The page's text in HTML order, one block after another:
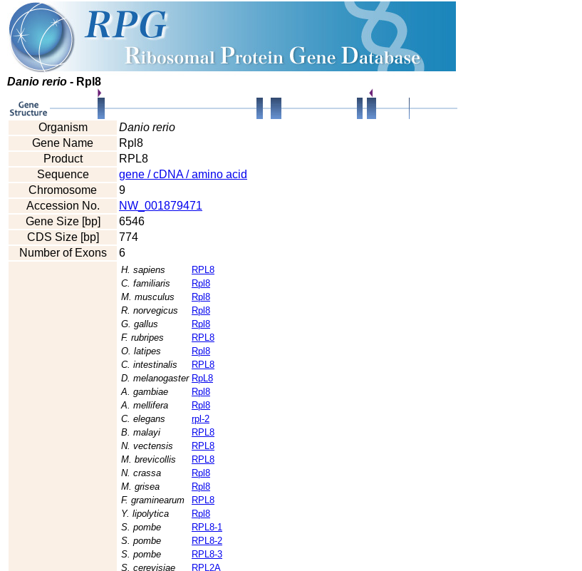
Danio rerio - Rpl8
Organism
Danio rerio
Gene Name
Rpl8
Product
RPL8
Sequence
gene / cDNA / amino acid
Chromosome
9
Accession No.
NW_001879471
Gene Size [bp]
6546
CDS Size [bp]
774
Number of Exons
6
H. sapiens
RPL8
C. familiaris
Rpl8
M. musculus
Rpl8
R. norvegicus
Rpl8
G. gallus
Rpl8
F. rubripes
RPL8
O. latipes
Rpl8
C. intestinalis
RPL8
D. melanogaster RpL8
A. gambiae
Rpl8
A. mellifera
Rpl8
C. elegans
rpl-2
B. malayi
RPL8
N. vectensis
RPL8
M. brevicollis
RPL8
N. crassa
Rpl8
M. grisea
Rpl8
F. graminearum
RPL8
Y. lipolytica
Rpl8
S. pombe
RPL8-1
S. pombe
RPL8-2
S. pombe
RPL8-3
S. cerevisiae
RPL2A